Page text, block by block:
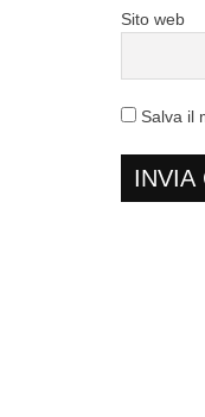
Sito web
Salva il